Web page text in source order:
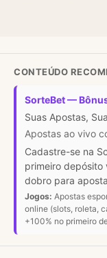
CONTEÚDO
SorteBet —
Suas Apostas,
Apostas ao vivo
Cadastre-se na
primeiro depósito
dobro para
Jogos: Apostas
online (slots, roleta,
+100% no primeiro